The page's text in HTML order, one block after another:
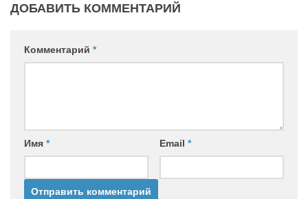
ДОБАВИТЬ КОММЕНТАРИЙ
Комментарий *
Имя * Email *